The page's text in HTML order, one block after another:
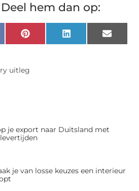
hem dan op:
PinterestLinkedIn Email
uitleg
je export naar Duitsland met
je van losse keuzes een interieur